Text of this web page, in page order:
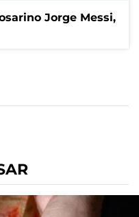
Jorge Messi,